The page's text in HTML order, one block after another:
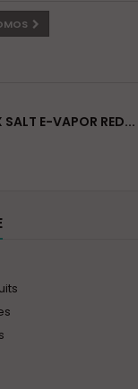
SALT E-VAPOR RED...